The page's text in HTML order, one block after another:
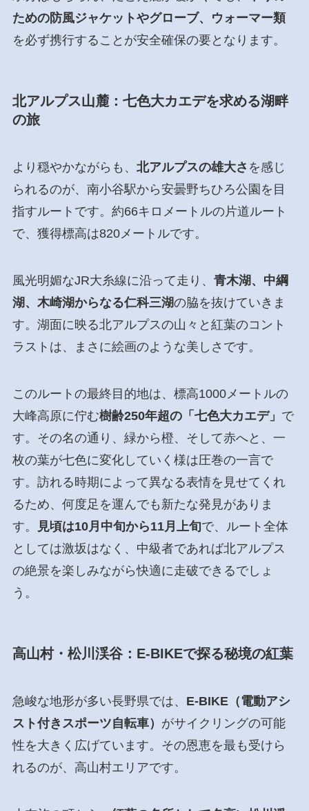
ための防風ジャケットやグローブ、ウォーマー類
を必ず携行することが安全確保の要となります。
北アルプス山麓：七色大カエデを求める湖畔
の旅
より穏やかながらも、 北アルプスの雄大さ を感じ
られるのが、南小谷駅から安曇野ちひろ公園を目
指すルートです。約66キロメートルの片道ルート
で、獲得標高は820メートルです。
風光明媚なJR大糸線に沿って走り、 青木湖、中綱
湖、木崎湖からなる仁科三湖の脇を抜けていきま
す。湖面に映る北アルプスの山々と紅葉のコント
ラストは、まさに絵画のような美しさです。
このルートの最終目的地は、標高1000メートルの
大峰高原に佇む樹齢250年超の「七色大カエデ」 で
す。その名の通り、緑から橙、そして赤へと、一
枚の葉が七色に変化していく様は圧巻の一言で
す。訪れる時期によって異なる表情を見せてくれ
るため、何度足を運んでも新たな発見がありま
す。
見頃は10月中旬から11月上旬で、ルート全体
としては激坂はなく、中級者であれば北アルプス
の絶景を楽しみながら快適に走破できるでしょ
う。
高山村・松川渓谷：E-BIKEで探る秘境の紅葉
急峻な地形が多い長野県では、 E-BIKE（電動アシ
スト付きスポーツ自転車） がサイクリングの可能
性を大きく広げています。その恩恵を最も受けら
れるのが、高山村エリアです。